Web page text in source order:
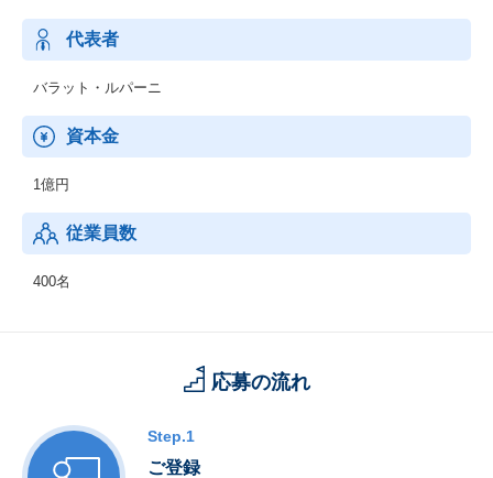
代表者
バラット・ルパーニ
資本金
1億円
従業員数
400名
応募の流れ
Step.1
ご登録